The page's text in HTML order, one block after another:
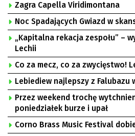
Zagra Capella Viridimontana
Noc Spadających Gwiazd w
„Kapitalna rekacja zespołu” –
Lechii
Co za mecz, co za zwycięstwo!
Lebiediew najlepszy z Falubazu
Przez weekend trochę
poniedziałek burze i upał
Corno Brass Music Festival